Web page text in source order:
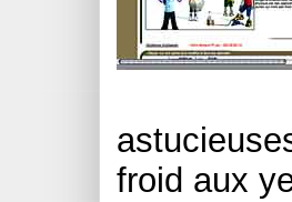
froid aux